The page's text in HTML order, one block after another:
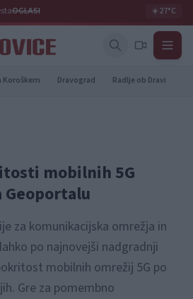
OGLASI ☀️27°C
Koroškem Dravograd Radlje ob Dravi
mobilnih 5G
za komunikacijska omrežja in
po najnovejši nadgradnji
mobilnih omrežij 5G po
Gre za pomembno